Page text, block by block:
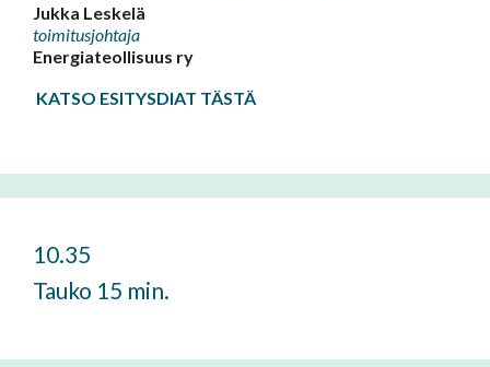
Jukka Leskelä
toimitusjohtaja
Energiateollisuus ry
KATSO ESITYSDIAT TÄSTÄ
10.35
Tauko 15 min.